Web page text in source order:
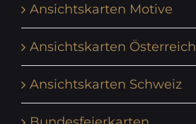
Ansichtskarten Motive
Ansichtskarten Österreich
Ansichtskarten Schweiz